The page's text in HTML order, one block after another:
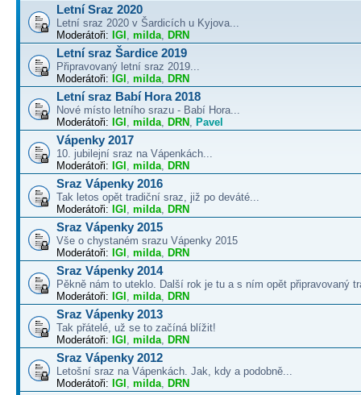
Letní Sraz 2020
Letní sraz 2020 v Šardicích u Kyjova...
Moderátoři: IGI , milda, DRN
Letní sraz Šardice 2019
Připravovaný letní sraz 2019...
Moderátoři: IGI , milda, DRN
Letní sraz Babí Hora 2018
Nové místo letního srazu - Babí Hora...
Moderátoři: IGI , milda, DRN , Pavel
Vápenky 2017
10. jubilejní sraz na Vápenkách...
Moderátoři: IGI , milda, DRN
Sraz Vápenky 2016
Tak letos opět tradiční sraz, již po deváté...
Moderátoři: IGI , milda, DRN
Sraz Vápenky 2015
Vše o chystaném srazu Vápenky 2015
Moderátoři: IGI , milda, DRN
Sraz Vápenky 2014
Pěkně nám to uteklo. Další rok je tu a s ním opět připravovaný
Moderátoři: IGI , milda, DRN
Sraz Vápenky 2013
Tak přátelé, už se to začíná blížit!
Moderátoři: IGI , milda, DRN
Sraz Vápenky 2012
Letošní sraz na Vápenkách. Jak, kdy a podobně...
Moderátoři: IGI , milda, DRN